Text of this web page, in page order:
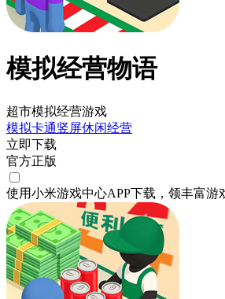
模拟经营物语
超市模拟经营游戏
模拟卡通竖屏休闲经营
立即下载
官方正版
使用小米游戏中心APP下载 ，领丰富游